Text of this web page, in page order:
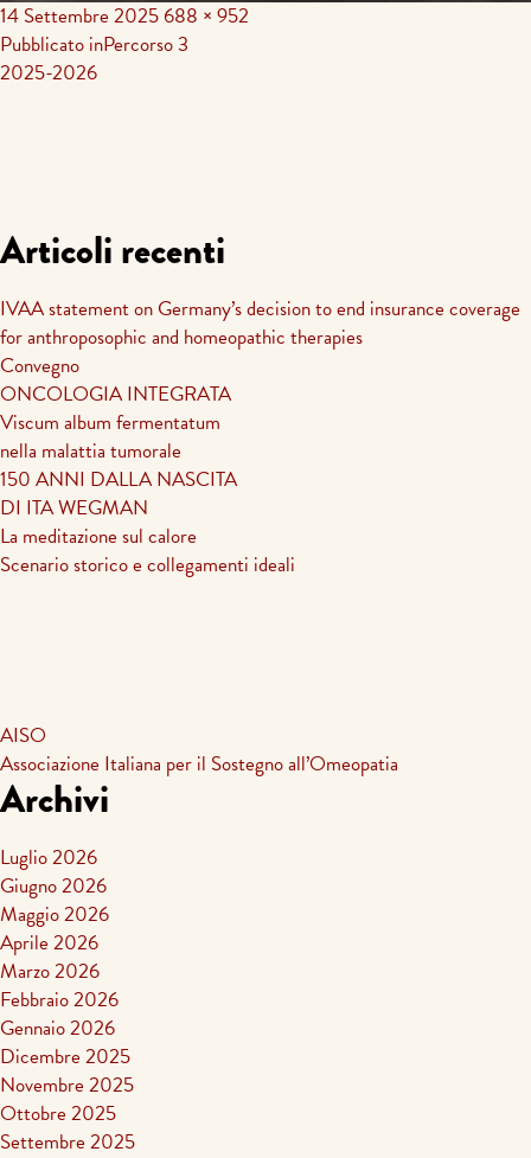
14 Settembre 2025 688 × 952
Navigazione
articoli
Pubblicato inPercorso 3
2025-2026
Articoli recenti
IVAA statement on Germany’s decision to end insurance coverage
for anthroposophic and homeopathic therapies
Convegno
ONCOLOGIA INTEGRATA
Viscum album fermentatum
nella malattia tumorale
150 ANNI DALLA NASCITA
DI ITA WEGMAN
La meditazione sul calore
Scenario storico e collegamenti ideali
AISO
Associazione Italiana per il Sostegno all’Omeopatia
Archivi
Luglio 2026
Giugno 2026
Maggio 2026
Aprile 2026
Marzo 2026
Febbraio 2026
Gennaio 2026
Dicembre 2025
Novembre 2025
Ottobre 2025
Settembre 2025